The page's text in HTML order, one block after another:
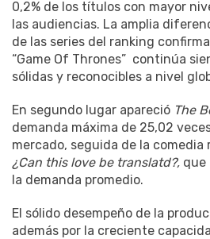
0,2% de los títulos con mayor
las audiencias. La amplia
de las series del ranking
“Game Of Thrones” continúa
sólidas y reconocibles a nivel
En segundo lugar apareció The
demanda máxima de 25,02
mercado, seguida de la comedia
¿Can this love be translatd?, que
la demanda promedio.
El sólido desempeño de la
además por la creciente